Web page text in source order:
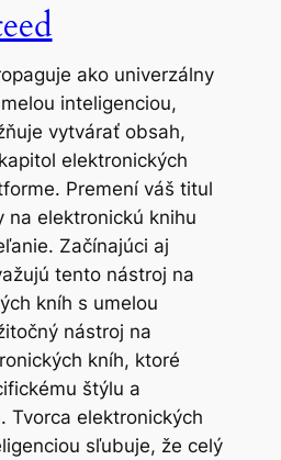
ako univerzálny
inteligenciou,
vytvárať obsah,
elektronických
Premení váš titul
na elektronickú knihu
Začínajúci aj
tento nástroj na
kníh s umelou
nástroj na
kníh, ktoré
štýlu a
Tvorca elektronických
sľubuje, že celý